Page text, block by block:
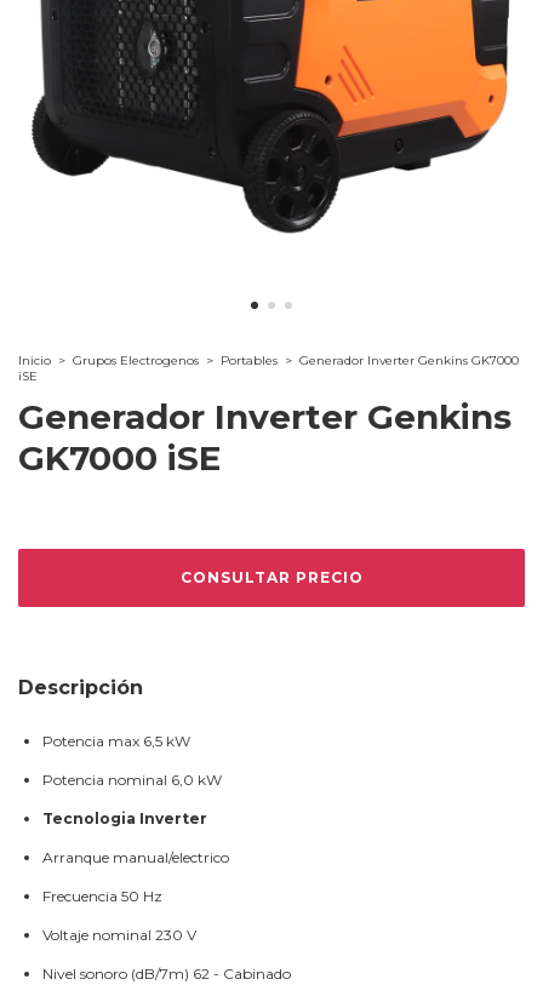
Inicio > Grupos Electrogenos > Portables > Generador Inverter Genkins GK7000
iSE
Generador Inverter Genkins
GK7000 iSE
Descripción
Potencia max 6,5 kW
Potencia nominal 6,0 kW
Tecnologia Inverter
Arranque manual/electrico
Frecuencia 50 Hz
Voltaje nominal 230 V
Nivel sonoro (dB/7m) 62 - Cabinado